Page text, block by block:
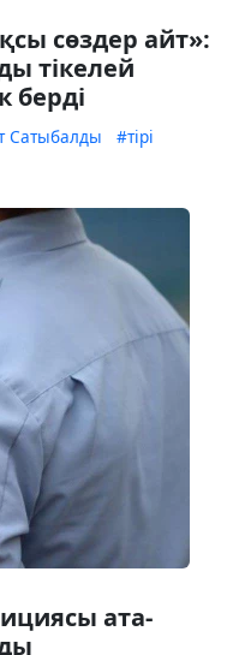
сөздер айт»:
тікелей
берді
Сатыбалды #тірі
ата-